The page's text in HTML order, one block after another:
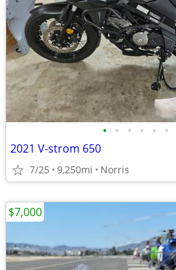
• • • • • •
2021 V-strom 650
7/25 9,250mi Norris
$7,000